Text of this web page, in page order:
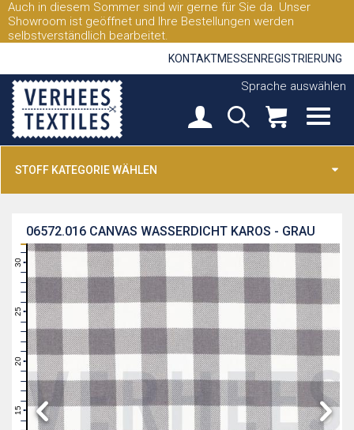
Auch in diesem Sommer sind wir gerne für Sie da. Unser
Showroom ist geöffnet und Ihre Bestellungen werden
selbstverständlich bearbeitet.
KONTAKTMESSEN REGISTRIERUNG
Sprache auswählen
STOFF KATEGORIE WÄHLEN
CANVAS WASSERDICHT KAROS - GRAU
06572.016
16
17
18
21
22
23
24
26
27
28
29
31